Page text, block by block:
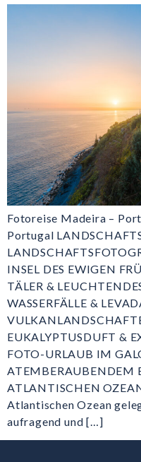
Fotoreise Madeira –
Portugal
INSEL DES EWIGEN
TÄLER &
WASSERFÄLLE &
EUKALYPTUSDUFT &
FOTO-URLAUB IM
ATEMBERAUBENDEM
ATLANTISCHEN
Atlantischen Ozean
aufragend und […]